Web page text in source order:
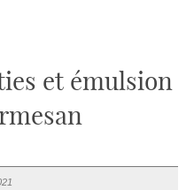
et émulsion